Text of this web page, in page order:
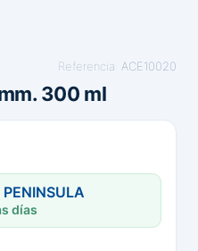
Referencia: ACE10020
300 ml
días